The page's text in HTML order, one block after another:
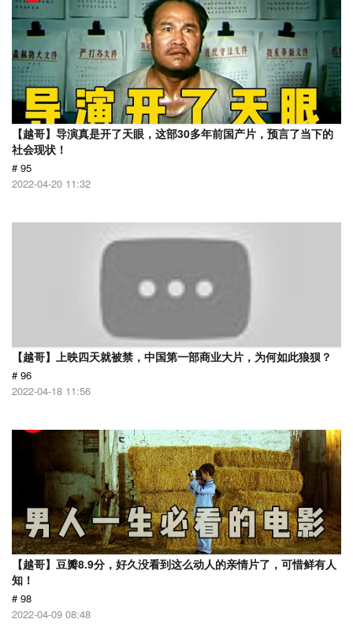
【越哥】导演真是开了天眼，这部30多年前国产片，预言了当下的
社会现状！
# 95
2022-04-20 11:32
【越哥】上映四天就被禁，中国第一部商业大片，为何如此狼狈？
# 96
2022-04-18 11:56
【越哥】豆瓣8.9分，好久没看到这么动人的亲情片了，可惜鲜有人
知！
# 98
2022-04-09 08:48